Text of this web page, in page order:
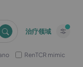
治疗领域
RenTCR mimic